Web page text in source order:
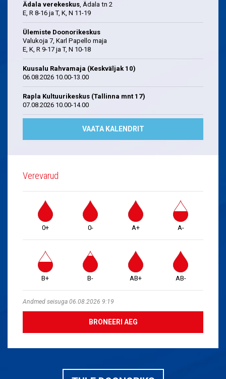
Ädala verekeskus, Ädala tn 2
E, R 8-16 ja T, K, N 11-19
Ülemiste Doonorikeskus
Valukoja 7, Karl Papello maja
E, K, R 9-17 ja T, N 10-18
Kuusalu Rahvamaja (Keskväljak 10)
06.08.2026 10.00-13.00
Rapla Kultuurikeskus (Tallinna mnt 17)
07.08.2026 10.00-14.00
VAATA KALENDRIT
Verevarud
0+ 0- A+ A-
B+ B- AB+ AB-
Andmed seisuga 06.08.2026 9:19
BRONEERI AEG